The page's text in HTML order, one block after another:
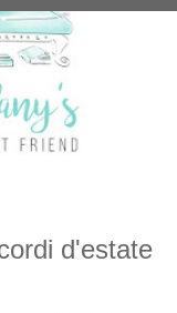
d'estate